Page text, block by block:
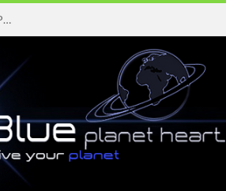
FORTE SCOSSA DI TERREMOTO DI MD 4.7 NELLA ZONA DEI CAMPI FLEGREI